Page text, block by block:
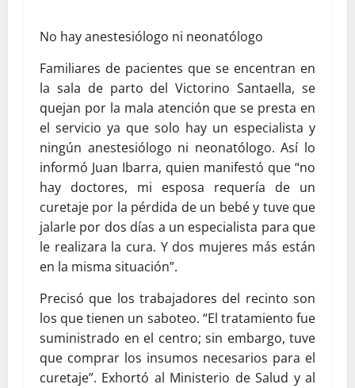
No hay anestesiólogo ni neonatólogo
Familiares de pacientes que se encentran en
la sala de parto del Victorino Santaella, se
quejan por la mala atención que se presta en
el servicio ya que solo hay un especialista y
ningún anestesiólogo ni neonatólogo. Así lo
informó Juan Ibarra, quien manifestó que “no
hay doctores, mi esposa requería de un
curetaje por la pérdida de un bebé y tuve que
jalarle por dos días a un especialista para que
le realizara la cura. Y dos mujeres más están
en la misma situación”.
Precisó que los trabajadores del recinto son
los que tienen un saboteo. “El tratamiento fue
suministrado en el centro; sin embargo, tuve
que comprar los insumos necesarios para el
curetaje”. Exhortó al Ministerio de Salud y al